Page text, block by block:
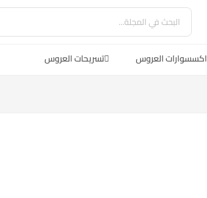
اكسسوارات العروس تسريحات العروس